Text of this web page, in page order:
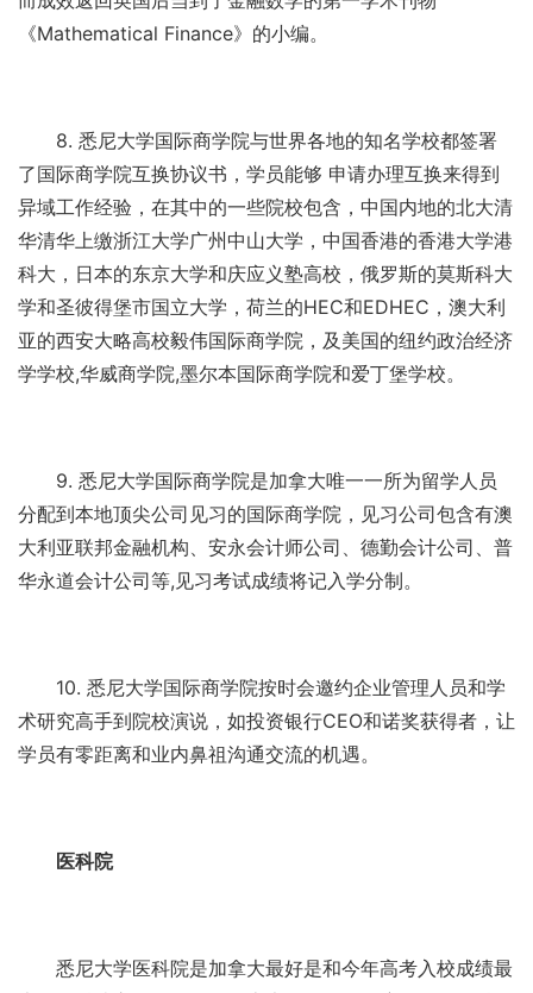
《Mathematical Finance》的小编。
8. 悉尼大学国际商学院与世界各地的知名学校都签署
了国际商学院互换协议书，学员能够 申请办理互换来得到
异域工作经验，在其中的一些院校包含，中国内地的北大清
华清华上缴浙江大学广州中山大学，中国香港的香港大学港
科大，日本的东京大学和庆应义塾高校，俄罗斯的莫斯科大
学和圣彼得堡市国立大学，荷兰的HEC和EDHEC，澳大利
亚的西安大略高校毅伟国际商学院，及美国的纽约政治经济
学学校,华威商学院,墨尔本国际商学院和爱丁堡学校。
9. 悉尼大学国际商学院是加拿大唯一一所为留学人员
分配到本地顶尖公司见习的国际商学院，见习公司包含有澳
大利亚联邦金融机构、安永会计师公司、德勤会计公司、普
华永道会计公司等,见习考试成绩将记入学分制。
10. 悉尼大学国际商学院按时会邀约企业管理人员和学
术研究高手到院校演说，如投资银行CEO和诺奖获得者，让
学员有零距离和业内鼻祖沟通交流的机遇。
医科院
悉尼大学医科院是加拿大最好是和今年高考入校成绩最